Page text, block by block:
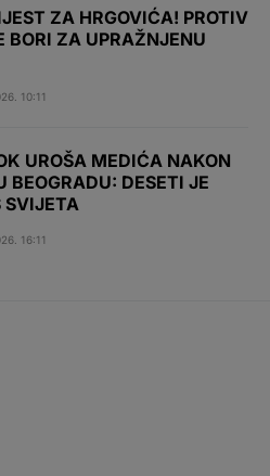
ZA HRGOVIĆA! PROTIV
BORI ZA UPRAŽNJENU
10:11
UROŠA MEDIĆA NAKON
BEOGRADU: DESETI JE
SVIJETA
16:11